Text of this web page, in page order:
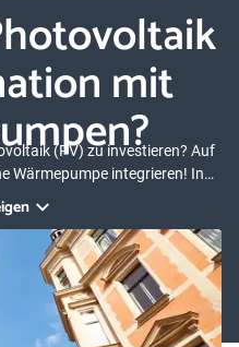
mit
(PV) zu investieren? Auf
Wärmepumpe integrieren! In
nur die Umwelt schonen,
langfristig senken können.